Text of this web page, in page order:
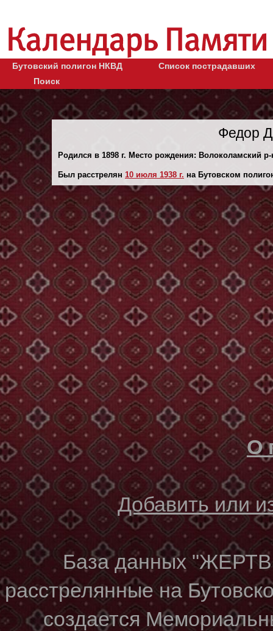
Бутовский полигон НКВД
Список пострадавших
Поиск
Федор
Родился в 1898 г. Место рождения: Волоколамский
Был расстрелян 10 июля 1938 г. на Бутовском
О
Добавить или
База данных
расстрелянные на
создается